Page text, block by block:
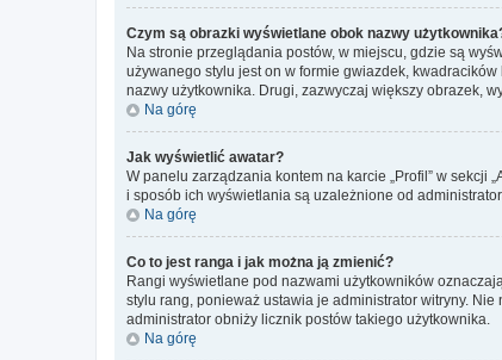
Czym są obrazki wyświetlane obok nazwy
Na stronie przeglądania postów, w miejscu, gdzie są
używanego stylu jest on w formie gwiazdek,
nazwy użytkownika. Drugi, zazwyczaj większy obrazek,
Na górę
Jak wyświetlić awatar?
W panelu zarządzania kontem na karcie „Profil” w sekcji
i sposób ich wyświetlania są uzależnione od
Na górę
Co to jest ranga i jak można ją zmienić?
Rangi wyświetlane pod nazwami użytkowników
stylu rang, ponieważ ustawia je administrator witryny.
administrator obniży licznik postów takiego użytkownika.
Na górę